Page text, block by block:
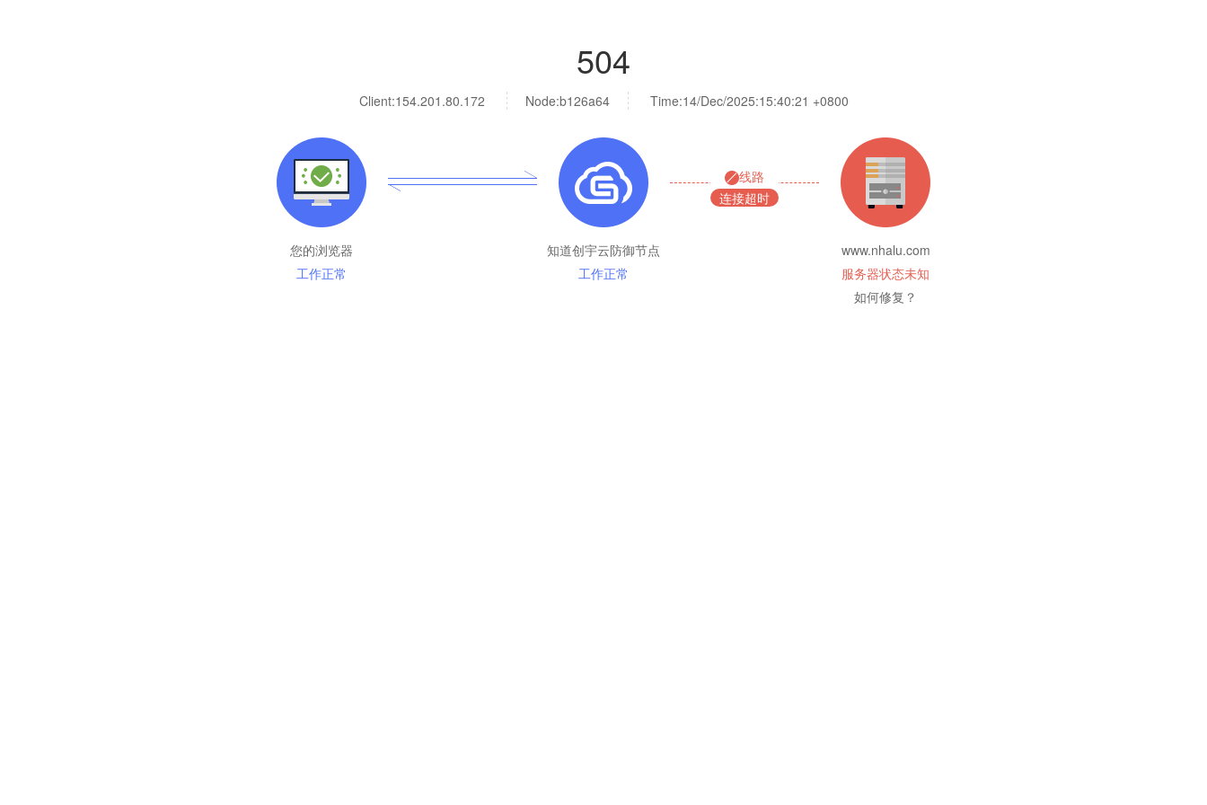
504
Client:154.201.80.172 Node:b126a64 Time:14/Dec/2025:15:40:21 +0800
您的浏览器
工作正常
知道创宇云防御节点
工作正常
线路
连接超时
www.nhalu.com
服务器状态未知
如何修复？